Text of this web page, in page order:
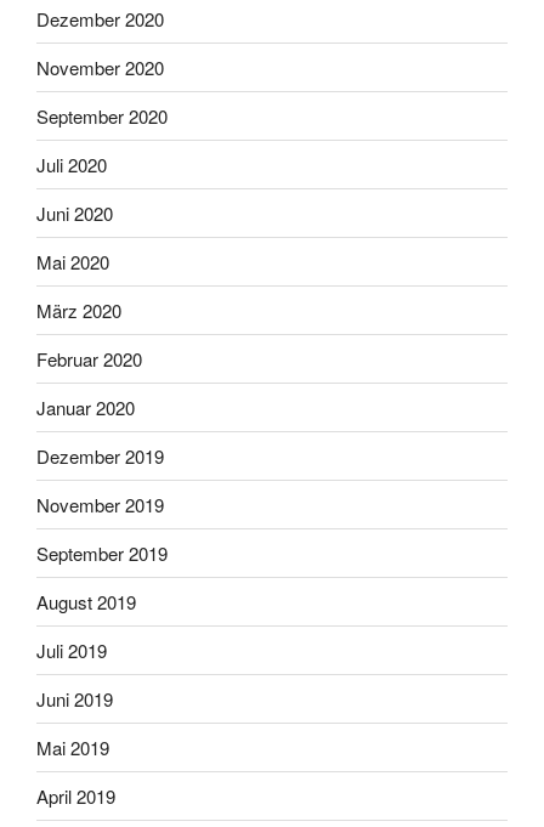
Dezember 2020
November 2020
September 2020
Juli 2020
Juni 2020
Mai 2020
März 2020
Februar 2020
Januar 2020
Dezember 2019
November 2019
September 2019
August 2019
Juli 2019
Juni 2019
Mai 2019
April 2019